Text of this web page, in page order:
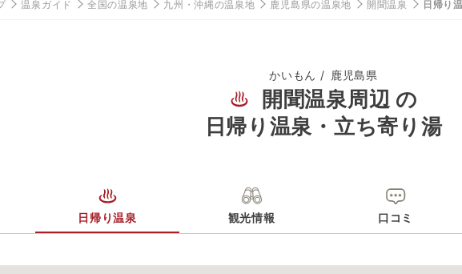
温泉ガイド 全国の温泉地 九州・沖縄の温泉地 鹿児島県の温泉地 開聞温泉 日帰り
かいもん 鹿児島県
開聞温泉周辺 の
日帰り温泉・立ち寄り湯
日帰り温泉 観光情報 口コミ